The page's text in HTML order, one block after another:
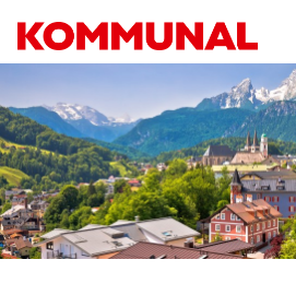
zum
Inhalt